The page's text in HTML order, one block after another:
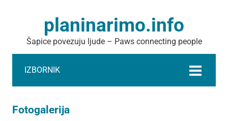
planinarimo.info
Šapice povezuju ljude – Paws connecting people
IZBORNIK
Fotogalerija